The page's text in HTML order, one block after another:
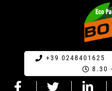
+39 0248401625
8.30